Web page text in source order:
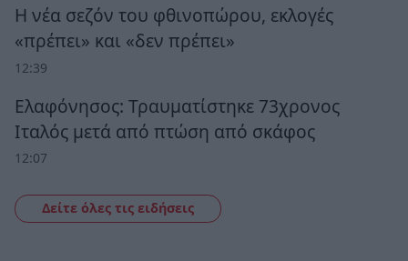
Η νέα σεζόν του φθινοπώρου, εκλογές
«πρέπει» και «δεν πρέπει»
12:39
Ελαφόνησος: Τραυματίστηκε 73χρονος
Ιταλός μετά από πτώση από σκάφος
12:07
Δείτε όλες τις ειδήσεις